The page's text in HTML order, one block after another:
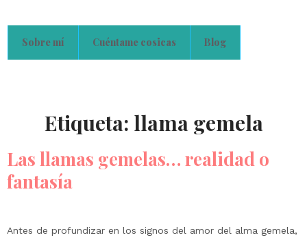
Sobre mí Cuéntame cosicas Blog
Etiqueta: llama gemela
Las llamas gemelas… realidad o
fantasía
Antes de profundizar en los signos del amor del alma gemela,